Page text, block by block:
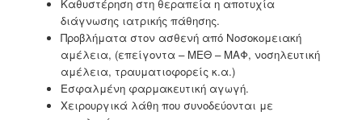
Καθυστέρηση στη θεραπεία η αποτυχία
διάγνωσης ιατρικής πάθησης.
Προβλήματα στον ασθενή από Νοσοκομειακή
αμέλεια, (επείγοντα – ΜΕΘ – ΜΑΦ, νοσηλευτική
αμέλεια, τραυματιοφορείς κ.α.)
Εσφαλμένη φαρμακευτική αγωγή.
Χειρουργικά λάθη που συνοδεύονται με